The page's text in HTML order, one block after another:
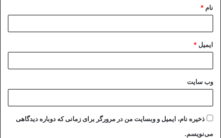
نام *
ایمیل *
وب‌ سایت
ذخیره نام، ایمیل و وبسایت من در مرورگر برای زمانی که دوباره دیدگاهی
می‌نویسم.